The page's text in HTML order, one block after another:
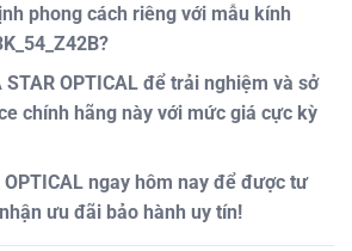
phong cách riêng với mẫu kính
?
STAR OPTICAL để trải nghiệm và sở
chính hãng này với mức giá cực kỳ
OPTICAL ngay hôm nay để được tư
ưu đãi bảo hành uy tín!